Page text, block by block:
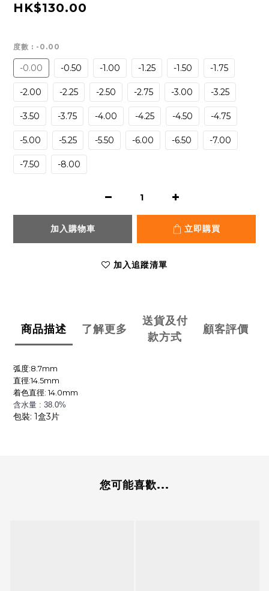
HK$130.00
度數 : -0.00
-0.00 -0.50 -1.00 -1.25 -1.50 -1.75
-2.00 -2.25 -2.50 -2.75 -3.00 -3.25
-3.50 -3.75 -4.00 -4.25 -4.50 -4.75
-5.00 -5.25 -5.50 -6.00 -6.50 -7.00
-7.50 -8.00
加入購物車 立即購買
加入追蹤清單
商品描述 了解更多
送貨及付
款方式
顧客評價
弧度:8.7mm
直徑:14.5mm
着色直徑: 14.0mm
含水量 : 38.0%
包裝: 1盒3片
您可能喜歡...